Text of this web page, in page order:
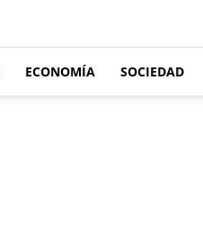
ECONOMÍA SOCIEDAD